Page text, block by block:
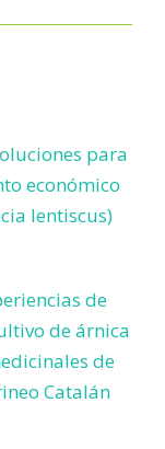
para
económico
lentiscus)
de
de árnica
de
Catalán